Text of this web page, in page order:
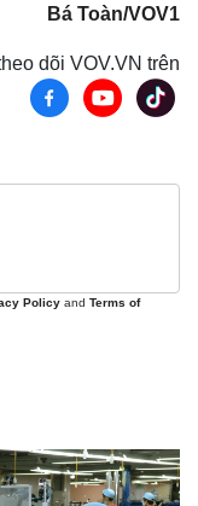
Bá Toàn/VOV1
dõi VOV.VN trên
Policy and Terms of